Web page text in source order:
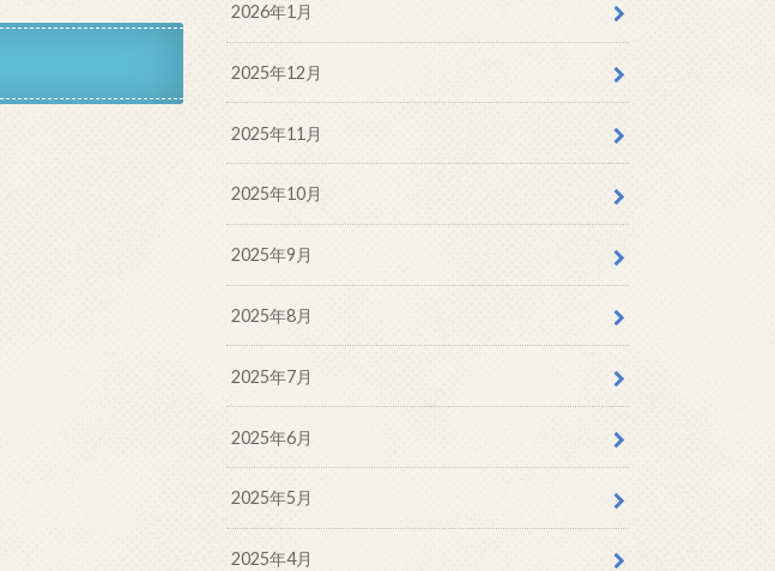
2026年1月
2025年12月
2025年11月
2025年10月
2025年9月
2025年8月
2025年7月
2025年6月
2025年5月
2025年4月